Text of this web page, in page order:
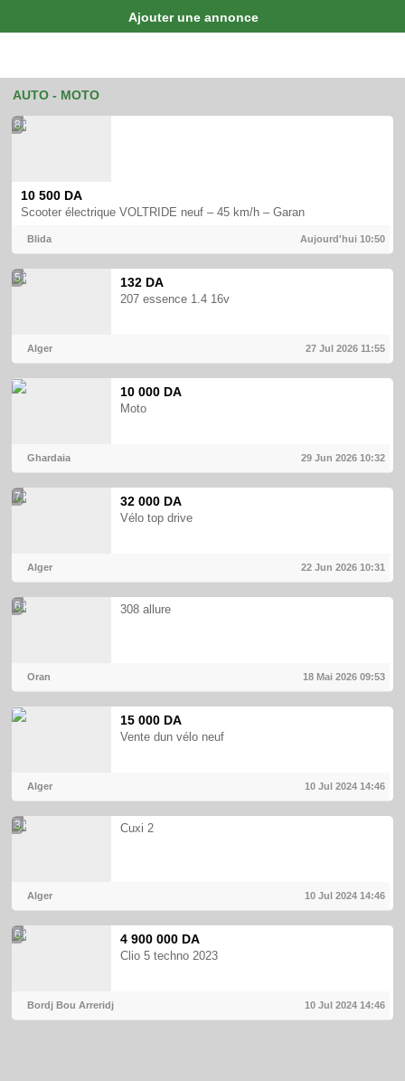
Ajouter une annonce
AUTO - MOTO
8
10 500 DA
Scooter électrique VOLTRIDE neuf – 45 km/h – Garan
Blida Aujourd'hui 10:50
5 132 DA
207 essence 1.4 16v
Alger 27 Jul 202611:55
10 000 DA
Moto
Ghardaia 29 Jun 202610:32
7 32 000 DA
Vélo top drive
Alger 22 Jun 202610:31
6 308 allure
Oran 18 Mai 202609:53
15 000 DA
Vente dun vélo neuf
Alger 10 Jul 202414:46
3 Cuxi 2
Alger 10 Jul 202414:46
6 4 900 000 DA
Clio 5 techno 2023
Bordj Bou Arreridj 10 Jul 202414:46